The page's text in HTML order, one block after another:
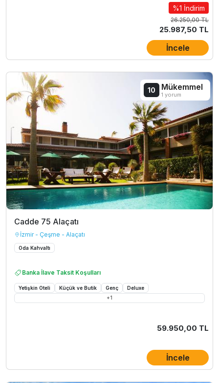
%1 İndirim
26.250,00 TL
25.987,50 TL
İncele
Cadde 75 Alaçatı
İzmir - Çeşme - Alaçatı
Oda Kahvaltı
Banka İlave Taksit Koşulları
Yetişkin Oteli Küçük ve Butik Genç
Deluxe
+1
10 Mükemmel
1 yorum
59.950,00 TL
İncele